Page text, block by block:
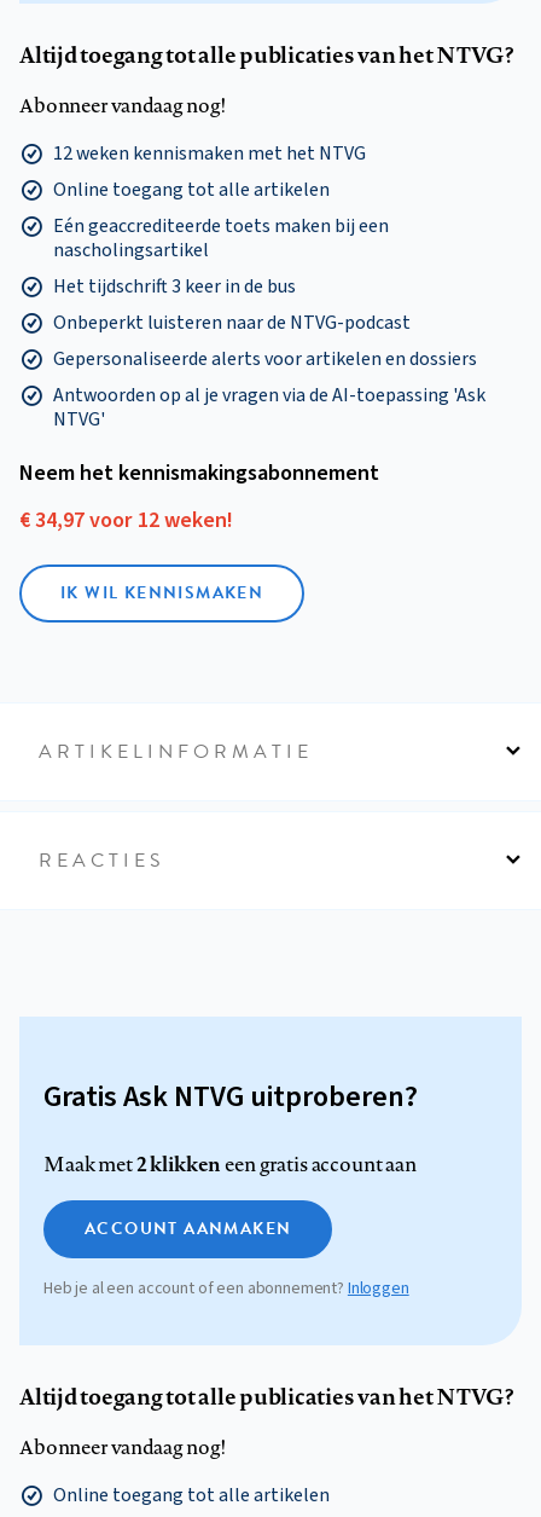
Altijd toegang tot alle publicaties van het NTVG?
Abonneer vandaag nog!
12 weken kennismaken met het NTVG
Online toegang tot alle artikelen
Eén geaccrediteerde toets maken bij een
nascholingsartikel
Het tijdschrift 3 keer in de bus
Onbeperkt luisteren naar de NTVG-podcast
Gepersonaliseerde alerts voor artikelen en dossiers
Antwoorden op al je vragen via de AI-toepassing 'Ask
NTVG'
Neem het kennismakings­abonnement
€ 34,97 voor 12 weken!
IK WIL KENNISMAKEN
ARTIKELINFORMATIE
REACTIES
Gratis Ask NTVG uitproberen?
Maak met2 klikkeneen gratis account aan
ACCOUNT AANMAKEN
Heb je al een account of een abonnement?Inloggen
Altijd toegang tot alle publicaties van het NTVG?
Abonneer vandaag nog!
Online toegang tot alle artikelen